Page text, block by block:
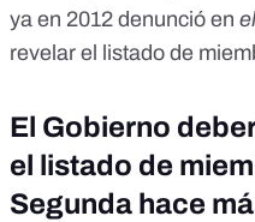
ya en 2012 denunció en
revelar el listado de
El Gobierno
el listado de
Segunda hace